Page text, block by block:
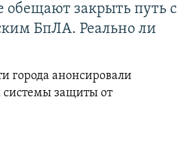
обещают закрыть путь с
БпЛА. Реально ли
города анонсировали
системы защиты от